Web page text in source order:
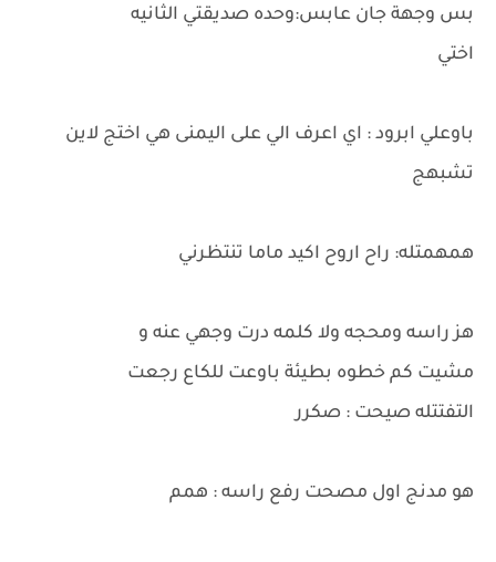
بس وجهة جان عابس:وحده صديقتي الثانيه
اختي
باوعلي ابرود : اي اعرف الي على اليمنى هي اختج لاين
تشبهج
همهمتله: راح اروح اكيد ماما تنتظرني
هز راسه ومحجه ولا كلمه درت وجهي عنه و
مشيت كم خطوه بطيئة باوعت للكاع رجعت
التفتتله صيحت : صكرر
هو مدنج اول مصحت رفع راسه : همم